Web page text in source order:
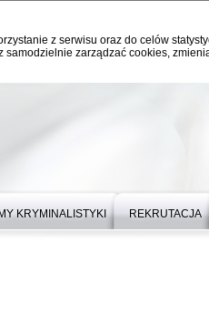
z serwisu oraz do celów
zarządzać cookies,
KRYMINALISTYKI REKRUTACJA